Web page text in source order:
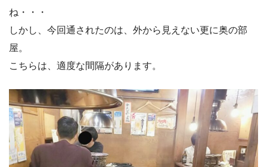
ね・・・
しかし、今回通されたのは、外から見えない更に奥の部
屋。
こちらは、適度な間隔があります。